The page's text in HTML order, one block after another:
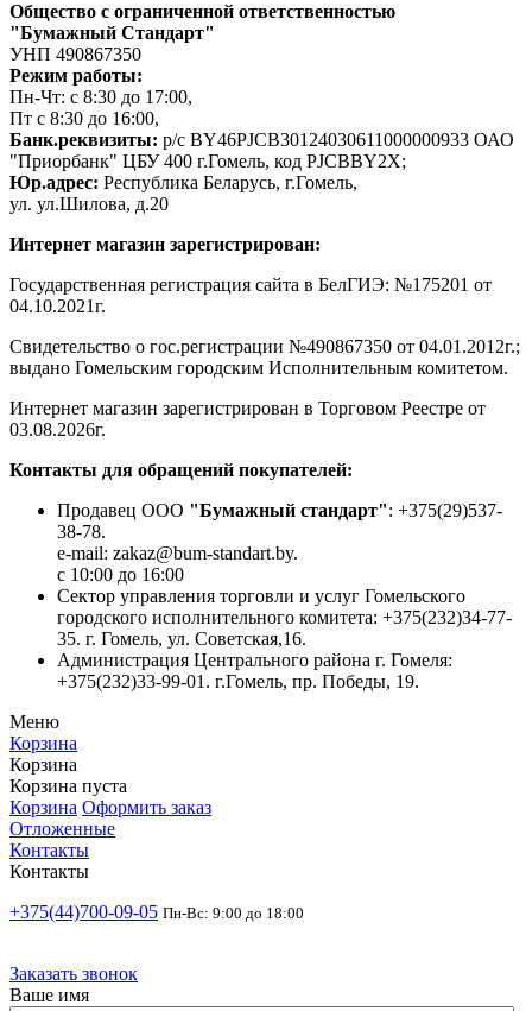
Общество с ограниченной ответственностью
"Бумажный Стандарт"
УНП 490867350
Режим работы:
Пн-Чт: с 8:30 до 17:00,
Пт с 8:30 до 16:00,
Банк.реквизиты: р/с BY46PJCB30124030611000000933 ОАО
"Приорбанк" ЦБУ 400 г.Гомель, код PJCBBY2X;
Юр.адрес: Республика Беларусь, г.Гомель,
ул. ул.Шилова, д.20
Интернет магазин зарегистрирован:
Государственная регистрация сайта в БелГИЭ: №175201 от
04.10.2021г.
Свидетельство о гос.регистрации №490867350 от 04.01.2012г.;
выдано Гомельским городским Исполнительным комитетом.
Интернет магазин зарегистрирован в Торговом Реестре от
03.08.2026г.
Контакты для обращений покупателей:
Продавец ООО "Бумажный стандарт": +375(29)537-
38-78.
e-mail: zakaz@bum-standart.by.
с 10:00 до 16:00
Сектор управления торговли и услуг Гомельского
городского исполнительного комитета: +375(232)34-77-
35. г. Гомель, ул. Советская,16.
Администрация Центрального района г. Гомеля:
+375(232)33-99-01. г.Гомель, пр. Победы, 19.
Меню
Корзина
Корзина
Корзина пуста
Корзина Оформить заказ
Отложенные
Контакты
Контакты
+375(44)700-09-05 Пн-Вс: 9:00 до 18:00
Заказать звонок
Ваше имя